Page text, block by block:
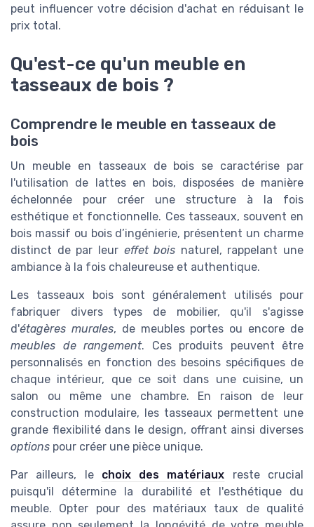
peut influencer votre décision d'achat en réduisant le
prix total.
Qu'est-ce qu'un meuble en
tasseaux de bois ?
Comprendre le meuble en tasseaux de
bois
Un meuble en tasseaux de bois se caractérise par
l'utilisation de lattes en bois, disposées de manière
échelonnée pour créer une structure à la fois
esthétique et fonctionnelle. Ces tasseaux, souvent en
bois massif ou bois d’ingénierie, présentent un charme
distinct de par leur effet bois naturel, rappelant une
ambiance à la fois chaleureuse et authentique.
Les tasseaux bois sont généralement utilisés pour
fabriquer divers types de mobilier, qu'il s'agisse
d'étagères murales, de meubles portes ou encore de
meubles de rangement. Ces produits peuvent être
personnalisés en fonction des besoins spécifiques de
chaque intérieur, que ce soit dans une cuisine, un
salon ou même une chambre. En raison de leur
construction modulaire, les tasseaux permettent une
grande flexibilité dans le design, offrant ainsi diverses
options pour créer une pièce unique.
Par ailleurs, le choix des matériaux reste crucial
puisqu'il détermine la durabilité et l'esthétique du
meuble. Opter pour des matériaux taux de qualité